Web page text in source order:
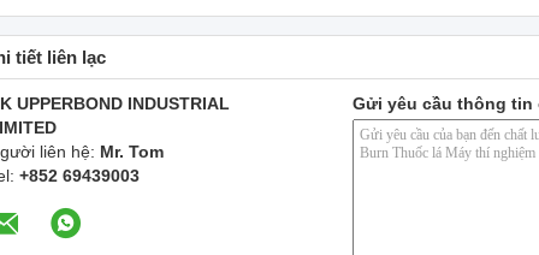
tiết liên lạc
UPPERBOND INDUSTRIAL
liên hệ: Mr. Tom
+852 69439003
Gửi yêu cầu thông